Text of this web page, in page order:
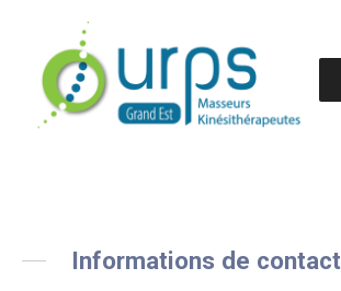
Informations de contact